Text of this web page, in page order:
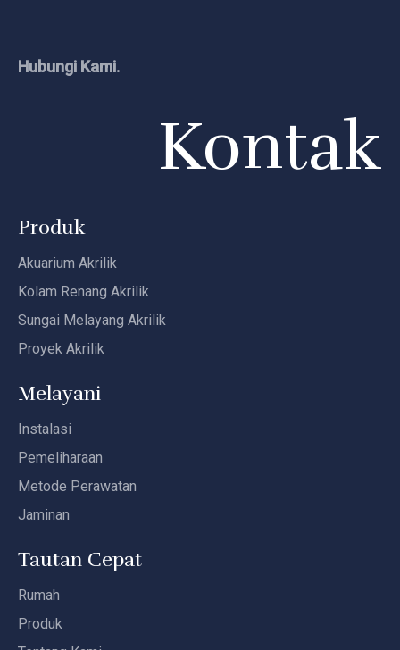
Hubungi Kami.
Kontak
Produk
Akuarium Akrilik
Kolam Renang Akrilik
Sungai Melayang Akrilik
Proyek Akrilik
Melayani
Instalasi
Pemeliharaan
Metode Perawatan
Jaminan
Tautan Cepat
Rumah
Produk